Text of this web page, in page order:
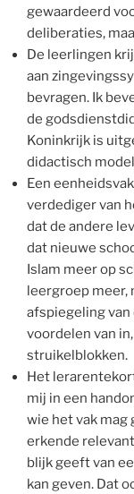
gewaardeerd
deliberaties,
De leerlingen
aan
bevragen. Ik
de
Koninkrijk is
didactisch
Een
verdediger van
dat de andere
dat nieuwe
Islam meer op
leergroep meer,
afspiegeling van
voordelen van
struikelblokken.
Het
mij in een
wie het vak mag
erkende
blijk geeft van
kan geven. Dat